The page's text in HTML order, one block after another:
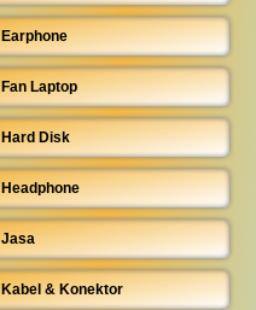
Earphone
Fan Laptop
Hard Disk
Headphone
Jasa
Kabel & Konektor